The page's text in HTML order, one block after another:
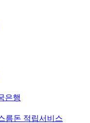
은행
름돈 적립서비스